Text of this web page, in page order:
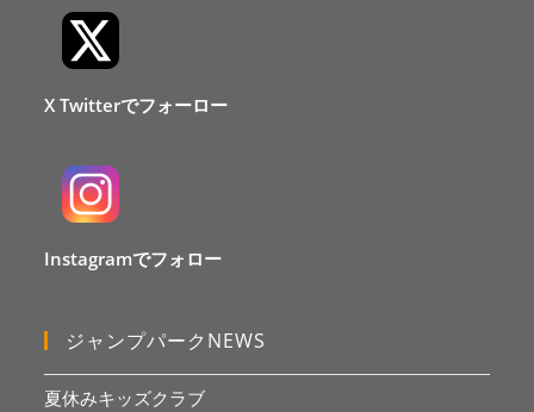
X Twitterでフォーロー
Instagramでフォロー
ジャンプパークNEWS
夏休みキッズクラブ